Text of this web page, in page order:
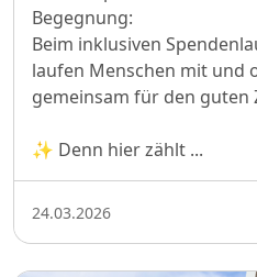
Begegnung:
Beim inklusiven
laufen Menschen mit und
gemeinsam für den guten
✨ Denn hier zählt ...
24.03.2026